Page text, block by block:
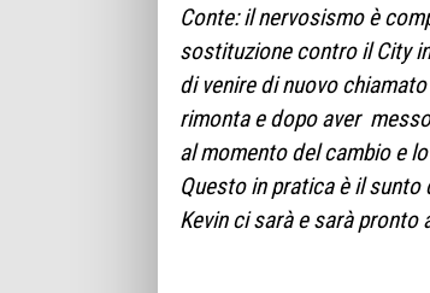
Conte: il nervosismo è
sostituzione contro il City
di venire di nuovo
rimonta e dopo aver
al momento del cambio e
Questo in pratica è il
Kevin ci sarà e sarà pronto